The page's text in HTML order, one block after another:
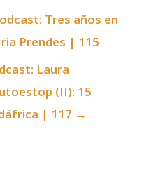
Tres años en
Prendes | 115
Laura
(II): 15
| 117 →